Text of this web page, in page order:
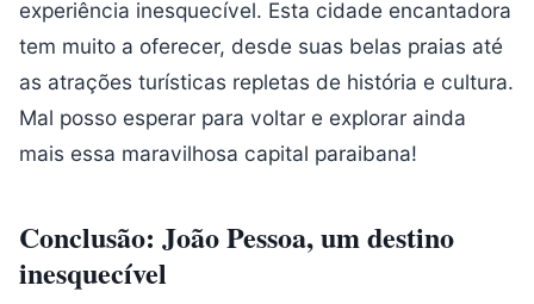
experiência inesquecível. Esta cidade encantadora
tem muito a oferecer, desde suas belas praias até
as atrações turísticas repletas de história e cultura.
Mal posso esperar para voltar e explorar ainda
mais essa maravilhosa capital paraibana!
Conclusão: João Pessoa, um destino
inesquecível